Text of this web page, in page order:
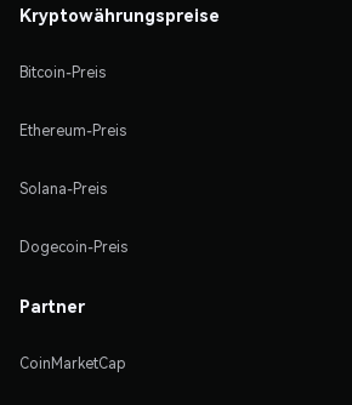
Kryptowährungspreise
Bitcoin-Preis
Ethereum-Preis
Solana-Preis
Dogecoin-Preis
Partner
CoinMarketCap